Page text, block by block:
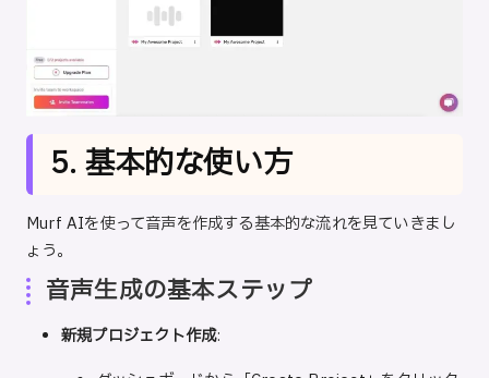
5. 基本的な使い方
Murf AIを使って音声を作成する基本的な流れを見ていきまし
ょう。
音声生成の基本ステップ
新規プロジェクト作成: